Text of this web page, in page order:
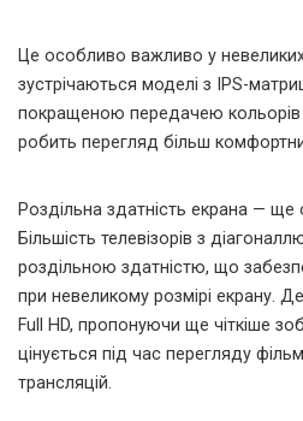
Це особливо важливо у
зустрічаються моделі з IPS-
покращеною передачею кольорів
робить перегляд більш
Роздільна здатність екрана —
Більшість телевізорів з
роздільною здатністю, що
при невеликому розмірі екрану.
Full HD, пропонуючи ще чіткіше
цінується під час перегляду
трансляцій.